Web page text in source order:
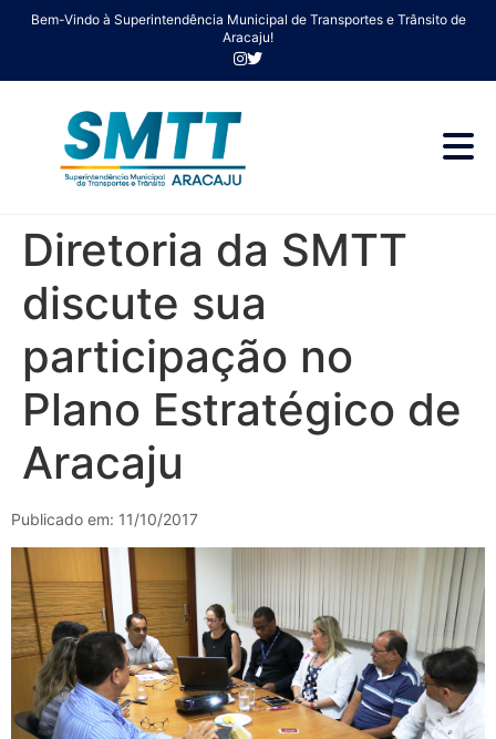
Bem-Vindo à Superintendência Municipal de Transportes e Trânsito de
Aracaju!
Diretoria da SMTT
discute sua
participação no
Plano Estratégico de
Aracaju
Publicado em: 11/10/2017